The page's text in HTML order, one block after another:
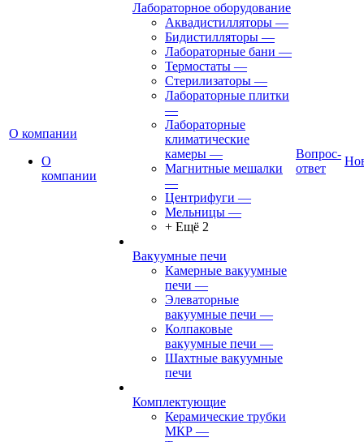
О компании
О
компании
Лабораторное оборудование
Аквадистилляторы —
Бидистилляторы —
Лабораторные бани —
Термостаты —
Стерилизаторы —
Лабораторные плитки
—
Лабораторные
климатические
камеры —
Магнитные мешалки
—
Центрифуги —
Мельницы —
+ Ещё 2
Вакуумные печи
Камерные вакуумные
печи —
Элеваторные
вакуумные печи —
Колпаковые
вакуумные печи —
Шахтные вакуумные
печи
Комплектующие
Керамические трубки
МКР —
Вопрос-
ответ